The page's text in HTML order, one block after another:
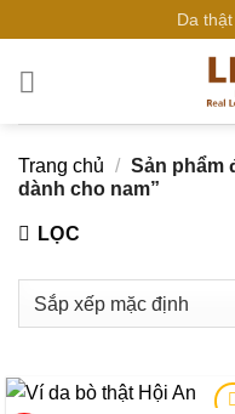
qua
nội
Da
Trang chủ / Sản phẩm
dành cho nam”
LỌC